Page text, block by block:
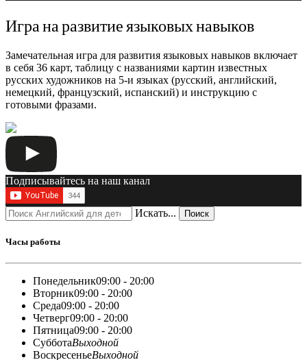
Игра на развитие языковых навыков
Замечательная игра для развития языковых навыков включает
в себя 36 карт, таблицу с названиями картин известных
русских художников на 5-и языках (русский, английский,
немецкий, французский, испанский) и инструкцию с
готовыми фразами.
Подписывайтесь на наш канал
Искать... Поиск
Часы работы
Понедельник09:00 - 20:00
Вторник09:00 - 20:00
Среда09:00 - 20:00
Четверг09:00 - 20:00
Пятница09:00 - 20:00
СубботаВыходной
ВоскресеньеВыходной